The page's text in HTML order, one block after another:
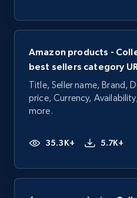
Amazon products -
best sellers category
Title, Seller name, Brand,
price, Currency,
more.
35.3K+ 5.7K+